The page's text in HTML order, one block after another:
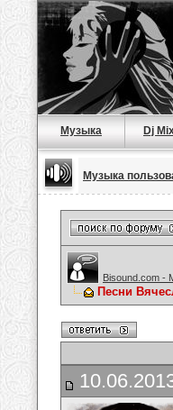
Музыка Dj
Музыка
Bisound.com -
Песни